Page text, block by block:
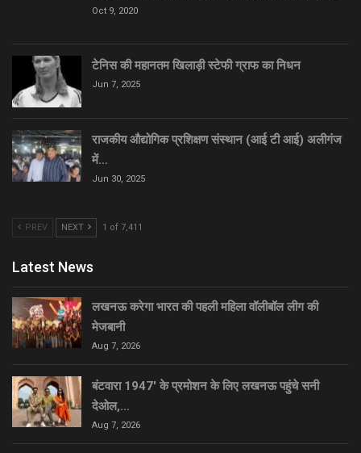
Oct 9, 2020
टेनिस की महानतम खिलाड़ी स्टेफी ग्राफ का निधन
Jun 7, 2025
राजकीय औद्योगिक प्रशिक्षण संस्थान (आई टी आई) अलीगंज
में…
Jun 30, 2025
PREV NEXT 1 of 7,411
Latest News
लखनऊ करेगा भारत की पहली महिला वॉलीबॉल लीग की
मेजबानी
Aug 7, 2026
बंटवारा 1947′ के प्रमोशन के लिए लखनऊ पहुंचे सनी
देओल,…
Aug 7, 2026